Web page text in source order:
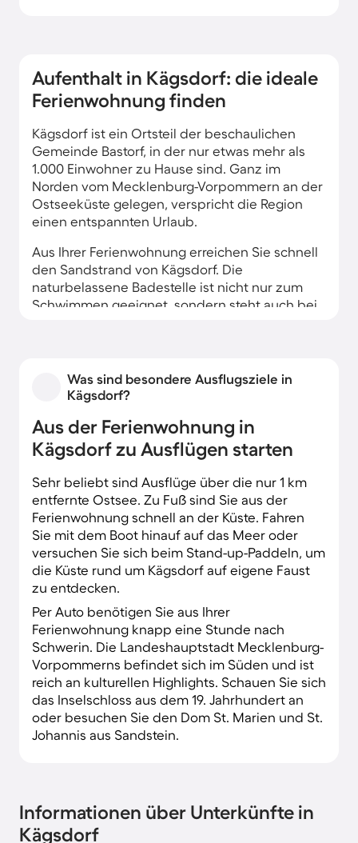
Aufenthalt in Kägsdorf: die ideale
Ferienwohnung finden
Kägsdorf ist ein Ortsteil der beschaulichen
Gemeinde Bastorf, in der nur etwas mehr als
1.000 Einwohner zu Hause sind. Ganz im
Norden vom Mecklenburg-Vorpommern an der
Ostseeküste gelegen, verspricht die Region
einen entspannten Urlaub.
Aus Ihrer Ferienwohnung erreichen Sie schnell
den Sandstrand von Kägsdorf. Die
naturbelassene Badestelle ist nicht nur zum
Schwimmen geeignet, sondern steht auch bei
Mit einem kurzen Spaziergang aus Ihrer
Unterkunft erreichen Sie die architektonischen
Sehenswürdigkeiten wie den Bastorfer
Leuchtturm. Der knapp 21 m hohe Turm ist seit
1878 in Betrieb und gehört zu den kleinsten
Deutschlands.
Was sind besondere Ausflugsziele in
Kägsdorf?
Aus der Ferienwohnung in
Kägsdorf zu Ausflügen starten
Sehr beliebt sind Ausflüge über die nur 1 km
entfernte Ostsee. Zu Fuß sind Sie aus der
Ferienwohnung schnell an der Küste. Fahren
Sie mit dem Boot hinauf auf das Meer oder
versuchen Sie sich beim Stand-up-Paddeln, um
die Küste rund um Kägsdorf auf eigene Faust
zu entdecken.
Per Auto benötigen Sie aus Ihrer
Ferienwohnung knapp eine Stunde nach
Schwerin. Die Landeshauptstadt Mecklenburg-
Vorpommerns befindet sich im Süden und ist
reich an kulturellen Highlights. Schauen Sie sich
das Inselschloss aus dem 19. Jahrhundert an
oder besuchen Sie den Dom St. Marien und St.
Johannis aus Sandstein.
Informationen über Unterkünfte in
Kägsdorf